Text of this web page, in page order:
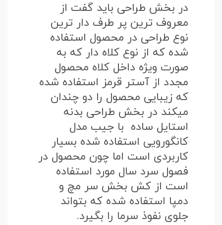
در بخش طراحی باید گفت از
معروف ترین پر طرف دار ترین
نوع طراحی در محصول استفاده
شده که از نوع کلاه دار که به
صورت ویژه داخل کلاه محصول
مجدد از آستر قرمز استفاده شده
که زیبایی محصول را دو چندان
میکند در بخش طراحی بدنه
استایل ساده با جیب مدل
کانگورویی استفاده شده بسیار
کاربردی است اما چون محصول در
فصول سرد سال مورد استفاده
است از کش بخش سر مچ و
دمپا استفاده شده که بتواند
جلوی نفوذ سرما را بگیرد.